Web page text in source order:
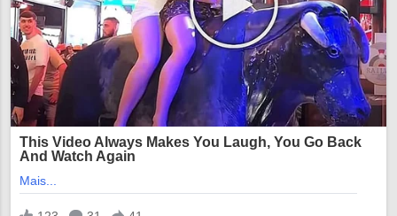
16:26 16:40 16:54 17:08 17:22 17:36
17:50 18:04 18:18 18:32 18:46 19:00
1...